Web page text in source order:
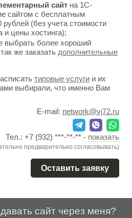
сайт на 1С-
сайтом с бесплатным
(без учета стоимости
и цены хостинга);
выбрать более хороший
же заказать дополнительные
типовые услуги и их
выбирали, что именно Вам
E-mail: network@vj72.ru
Тел.: +7 (932) ***-**-** - показать
предварительно согласовывать)
Оставить заявку
сайт через меня?